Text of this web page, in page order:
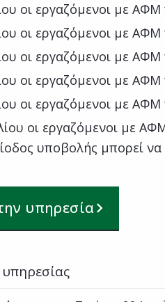
οι εργαζόμενοι με
οι εργαζόμενοι με
οι εργαζόμενοι με
οι εργαζόμενοι με
οι εργαζόμενοι με
οι εργαζόμενοι με
υποβολής μπορεί να
υπηρεσία